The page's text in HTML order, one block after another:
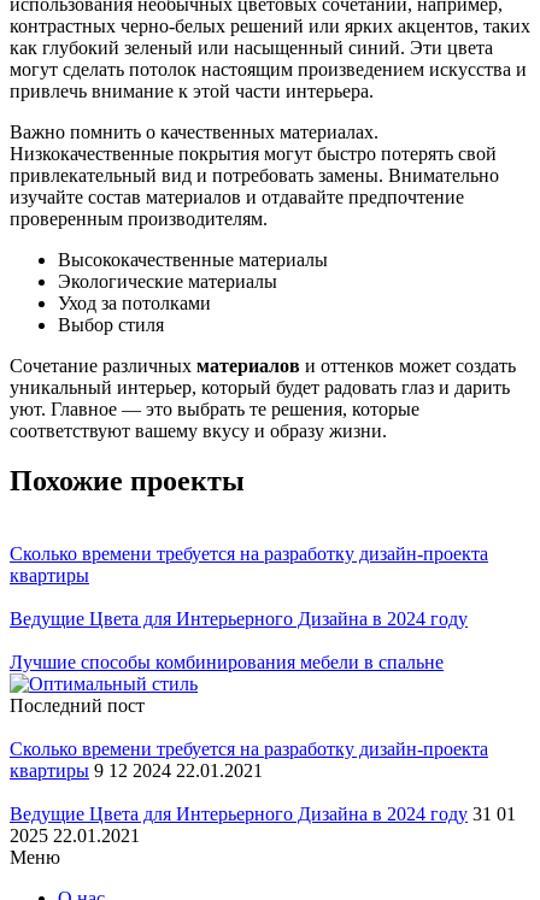
контрастных черно-белых решений или ярких акцентов, таких
как глубокий зеленый или насыщенный синий. Эти цвета
могут сделать потолок настоящим произведением искусства и
привлечь внимание к этой части интерьера.
Важно помнить о качественных материалах.
Низкокачественные покрытия могут быстро потерять свой
привлекательный вид и потребовать замены. Внимательно
изучайте состав материалов и отдавайте предпочтение
проверенным производителям.
Высококачественные материалы
Экологические материалы
Уход за потолками
Выбор стиля
Сочетание различных материалов и оттенков может создать
уникальный интерьер, который будет радовать глаз и дарить
уют. Главное — это выбрать те решения, которые
соответствуют вашему вкусу и образу жизни.
Похожие проекты
Сколько времени требуется на разработку дизайн-проекта
квартиры
Ведущие Цвета для Интерьерного Дизайна в 2024 году
Лучшие способы комбинирования мебели в спальне
Последний пост
Сколько времени требуется на разработку дизайн-проекта
квартиры 9 12 2024 22.01.2021
Ведущие Цвета для Интерьерного Дизайна в 2024 году 31 01
2025 22.01.2021
Меню